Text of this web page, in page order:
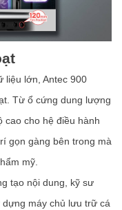
liệu lớn, Antec 900
Từ ổ cứng dung lượng
cao cho hệ điều hành
gọn gàng bên trong mà
mỹ.
tạo nội dung, kỹ sư
máy chủ lưu trữ cá